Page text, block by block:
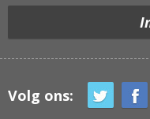
Volg ons: